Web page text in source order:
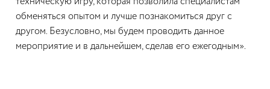
обменяться опытом и лучше познакомиться друг с
другом. Безусловно, мы будем проводить данное
мероприятие и в дальнейшем, сделав его ежегодным».